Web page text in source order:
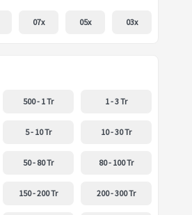
07x 05x 03x
500 - 1 Tr 1 - 3 Tr
5 - 10 Tr 10 - 30 Tr
50 - 80 Tr 80 - 100 Tr
150 - 200 Tr 200 - 300 Tr